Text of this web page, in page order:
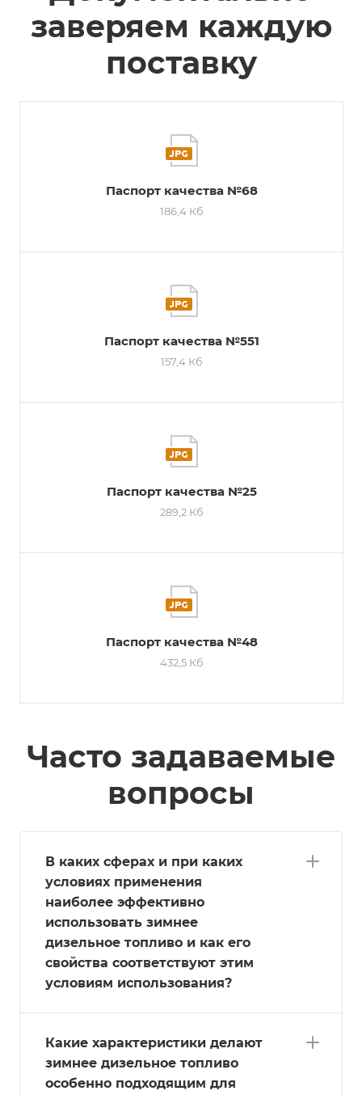
заверяем каждую
поставку
Паспорт качества №68
186,4 Кб
Паспорт качества №551
157,4 Кб
Паспорт качества №25
289,2 Кб
Паспорт качества №48
432,5 Кб
Часто задаваемые
вопросы
В каких сферах и при каких
условиях применения
наиболее эффективно
использовать зимнее
дизельное топливо и как его
свойства соответствуют этим
условиям использования?
Какие характеристики делают
зимнее дизельное топливо
особенно подходящим для